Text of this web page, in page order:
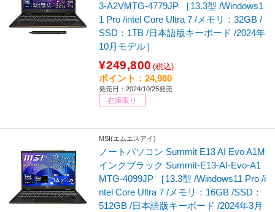
3-A2VMTG-4779JP ［13.3型 /Windows1
1 Pro /intel Core Ultra 7 /メモリ：32GB /
SSD：1TB /日本語版キーボード /2024年
10月モデル］
¥249,800 (税込)
ポイント：24,980
発売日：2024/10/25発売
在庫限り
MSI(エムエスアイ)
ノートパソコン Summit E13 AI Evo A1M
インクブラック Summit-E13-AI-Evo-A1
MTG-4099JP ［13.3型 /Windows11 Pro /i
ntel Core Ultra 7 /メモリ：16GB /SSD：
512GB /日本語版キーボード /2024年3月